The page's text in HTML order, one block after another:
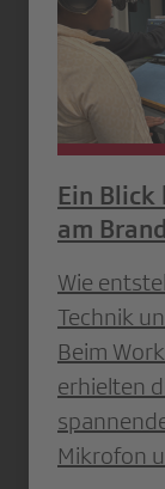
Ein
am
Wie
Technik
Beim
erhielten
Mikrofon